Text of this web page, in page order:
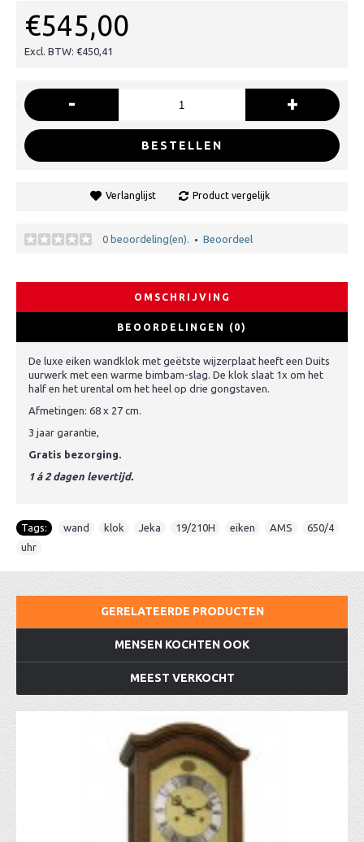
€545,00
Excl. BTW: €450,41
- +
BESTELLEN
Verlanglijst Product vergelijk
0 beoordeling(en). • Beoordeel
OMSCHRIJVING
BEOORDELINGEN (0)
De luxe eiken wandklok met geëtste wijzerplaat heeft een Duits
uurwerk met een warme bimbam-slag. De klok slaat 1x om het
half en het urental om het heel op drie gongstaven.
Afmetingen: 68 x 27 cm.
3 jaar garantie,
Gratis bezorging.
1 á 2 dagen levertijd.
Tags: wand klok Jeka 19/210H eiken AMS 650/4
uhr
GERELATEERDE PRODUCTEN
MENSEN KOCHTEN OOK
MEEST VERKOCHT